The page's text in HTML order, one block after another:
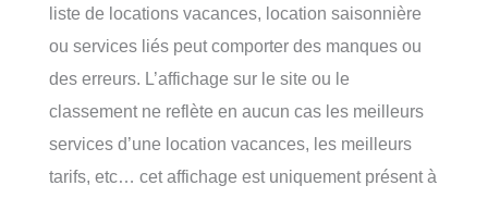
liste de locations vacances, location saisonnière
ou services liés peut comporter des manques ou
des erreurs. L’affichage sur le site ou le
classement ne reflète en aucun cas les meilleurs
services d’une location vacances, les meilleurs
tarifs, etc… cet affichage est uniquement présent à